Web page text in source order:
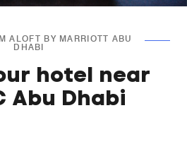
ALOFT BY MARRIOTT ABU
DHABI
hotel near
Abu Dhabi